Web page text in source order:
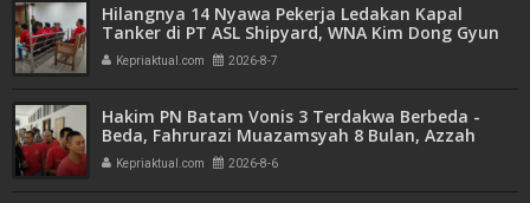
Hilangnya 14 Nyawa Pekerja Ledakan Kapal
Tanker di PT ASL Shipyard, WNA Kim Dong Gyun
Hanya Dituntut 1 Tahun 6 Bulan
Kepriaktual.com 2026-8-7
Hakim PN Batam Vonis 3 Terdakwa Berbeda -
Beda, Fahrurazi Muazamsyah 8 Bulan, Azzah
Azzurah dan Risma Divonis 2 Tahun 6 Bulan
Kepriaktual.com 2026-8-6